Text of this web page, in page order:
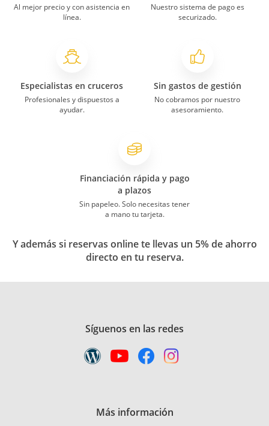
Al mejor precio y con asistencia en
línea.
Nuestro sistema de pago es
securizado.
Especialistas en cruceros
Profesionales y dispuestos a
ayudar.
Sin gastos de gestión
No cobramos por nuestro
asesoramiento.
Financiación rápida y pago
a plazos
Sin papeleo. Solo necesitas tener
a mano tu tarjeta.
Y además si reservas online te llevas un 5% de ahorro
directo en tu reserva.
Síguenos en las redes
Más información